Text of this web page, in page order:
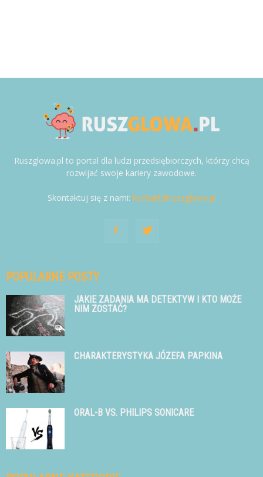
Ruszglowa.pl to portal dla ludzi przedsiębiorczych, którzy chcą
rozwijać swoje kariery zawodowe.
Skontaktuj się z nami: kontakt@ruszglowa.pl
POPULARNE POSTY
JAKIE ZADANIA MA DETEKTYW I KTO MOŻE
NIM ZOSTAĆ?
CHARAKTERYSTYKA JÓZEFA PAPKINA
ORAL-B VS. PHILIPS SONICARE